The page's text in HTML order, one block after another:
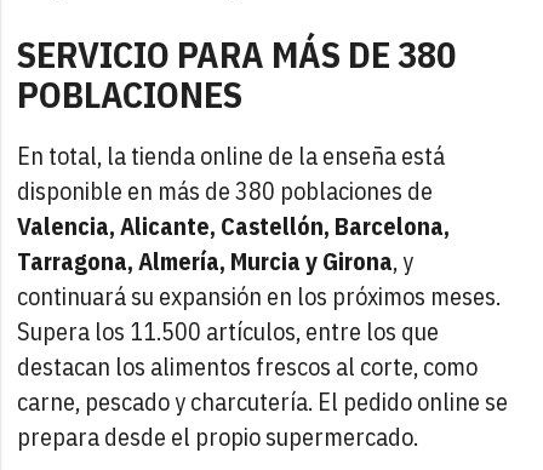
SERVICIO PARA MÁS DE 380
POBLACIONES
En total, la tienda online de la enseña está
disponible en más de 380 poblaciones de
Valencia, Alicante, Castellón, Barcelona,
Tarragona, Almería, Murcia y Girona, y
continuará su expansión en los próximos meses.
Supera los 11.500 artículos, entre los que
destacan los alimentos frescos al corte, como
carne, pescado y charcutería. El pedido online se
prepara desde el propio supermercado.